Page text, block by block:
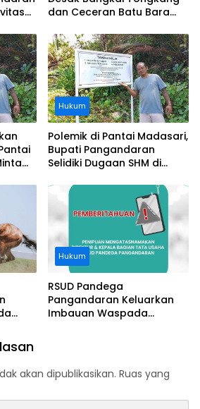
dan Ceceran Batu Bara
Buruknya Koordinasi
Perusahaan
Hukum
Polemik di Pantai Madasari,
Bupati Pangandaran
Selidiki Dugaan SHM di
Pantai
Hukum
RSUD Pandega
Pangandaran Keluarkan
Imbauan Waspada
akan dipublikasikan. Ruas yang